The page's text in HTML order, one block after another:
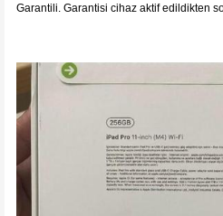
Garantili. Garantisi cihaz aktif edildikten